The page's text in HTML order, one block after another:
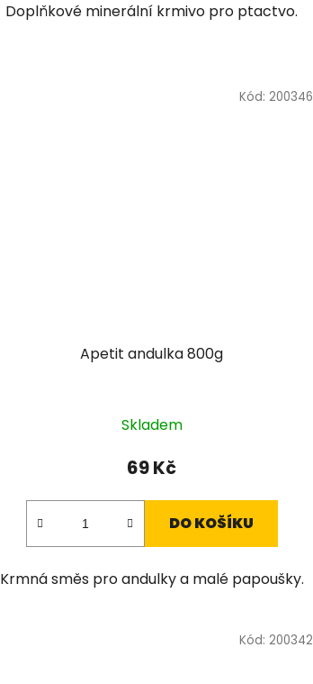
Doplňkové minerální krmivo pro ptactvo.
Apetit andulka 800g
Skladem
69 Kč
DO KOŠÍKU
Krmná směs pro andulky a malé papoušky.
Kód: 200346
Kód: 200342